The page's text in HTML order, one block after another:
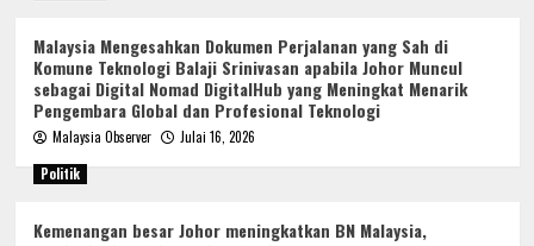
Malaysia Mengesahkan Dokumen Perjalanan yang Sah di
Komune Teknologi Balaji Srinivasan apabila Johor Muncul
sebagai Digital Nomad DigitalHub yang Meningkat Menarik
Pengembara Global dan Profesional Teknologi
Malaysia Observer
Julai 16, 2026
Politik
Kemenangan besar Johor meningkatkan BN Malaysia,